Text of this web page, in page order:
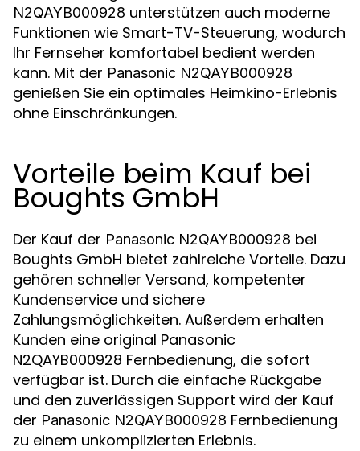
N2QAYB000928 unterstützen auch moderne
Funktionen wie Smart-TV-Steuerung, wodurch
Ihr Fernseher komfortabel bedient werden
kann. Mit der Panasonic N2QAYB000928
genießen Sie ein optimales Heimkino-Erlebnis
ohne Einschränkungen.
Vorteile beim Kauf bei
Boughts GmbH
Der Kauf der Panasonic N2QAYB000928 bei
Boughts GmbH bietet zahlreiche Vorteile. Dazu
gehören schneller Versand, kompetenter
Kundenservice und sichere
Zahlungsmöglichkeiten. Außerdem erhalten
Kunden eine original Panasonic
N2QAYB000928 Fernbedienung, die sofort
verfügbar ist. Durch die einfache Rückgabe
und den zuverlässigen Support wird der Kauf
der Panasonic N2QAYB000928 Fernbedienung
zu einem unkomplizierten Erlebnis.